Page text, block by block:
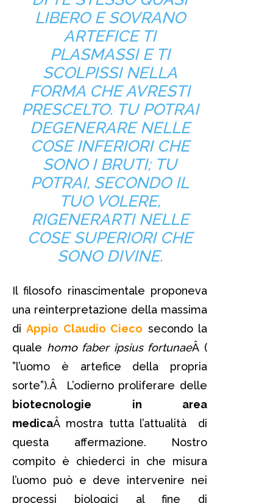
LIBERO E SOVRANO
ARTEFICE TI
PLASMASSI E TI
SCOLPISSI NELLA
FORMA CHE AVRESTI
PRESCELTO. TU POTRAI
DEGENERARE NELLE
COSE INFERIORI CHE
SONO I BRUTI; TU
POTRAI, SECONDO IL
TUO VOLERE,
RIGENERARTI NELLE
COSE SUPERIORI CHE
SONO DIVINE.
Il filosofo rinascimentale proponeva
una reinterpretazione della massima
diAppio Claudio Cieco secondo la
quale homo faber ipsius fortunaeÂ (
”l’uomo è artefice della propria
sorte”).Â L’odierno proliferare delle
biotecnologie in area
medicaÂ mostra tutta l’attualità di
questa affermazione. Nostro
compito è chiederci in che misura
l’uomo può e deve intervenire nei
processi biologici al fine di